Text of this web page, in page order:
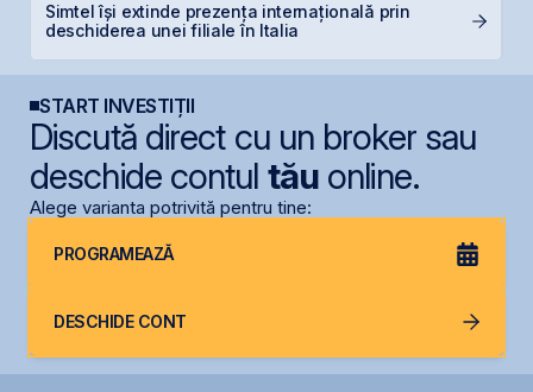
Simtel își extinde prezența internațională prin
deschiderea unei filiale în Italia
START INVESTIȚII
Discută direct cu un broker sau
deschide contul tăuonline.
Alege varianta potrivită pentru tine:
PROGRAMEAZĂ
DESCHIDE CONT